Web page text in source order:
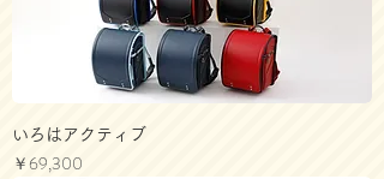
いろはアクティブ
価格
￥69,300